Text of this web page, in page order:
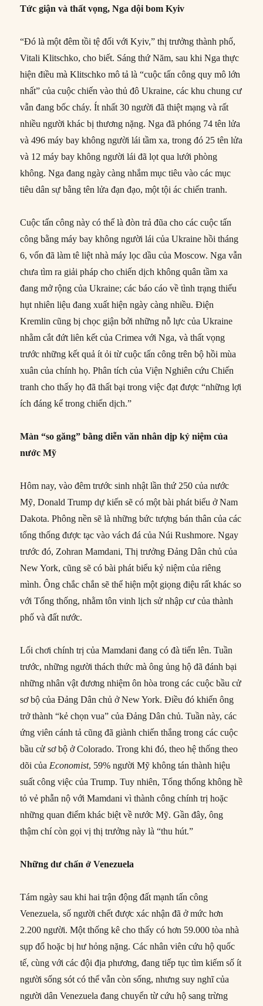
Tức giận và thất vọng, Nga dội bom Kyiv
“Đó là một đêm tồi tệ đối với Kyiv,” thị trưởng thành phố,
Vitali Klitschko, cho biết. Sáng thứ Năm, sau khi Nga thực
hiện điều mà Klitschko mô tả là “cuộc tấn công quy mô lớn
nhất” của cuộc chiến vào thủ đô Ukraine, các khu chung cư
vẫn đang bốc cháy. Ít nhất 30 người đã thiệt mạng và rất
nhiều người khác bị thương nặng. Nga đã phóng 74 tên lửa
và 496 máy bay không người lái tầm xa, trong đó 25 tên lửa
và 12 máy bay không người lái đã lọt qua lưới phòng
không. Nga đang ngày càng nhắm mục tiêu vào các mục
tiêu dân sự bằng tên lửa đạn đạo, một tội ác chiến tranh.
Cuộc tấn công này có thể là đòn trả đũa cho các cuộc tấn
công bằng máy bay không người lái của Ukraine hồi tháng
6, vốn đã làm tê liệt nhà máy lọc dầu của Moscow. Nga vẫn
chưa tìm ra giải pháp cho chiến dịch không quân tầm xa
đang mở rộng của Ukraine; các báo cáo về tình trạng thiếu
hụt nhiên liệu đang xuất hiện ngày càng nhiều. Điện
Kremlin cũng bị chọc giận bởi những nỗ lực của Ukraine
nhằm cắt đứt liên kết của Crimea với Nga, và thất vọng
trước những kết quả ít ỏi từ cuộc tấn công trên bộ hồi mùa
xuân của chính họ. Phân tích của Viện Nghiên cứu Chiến
tranh cho thấy họ đã thất bại trong việc đạt được “những lợi
ích đáng kể trong chiến dịch.”
Màn “so găng” bằng diễn văn nhân dịp kỷ niệm của
nước Mỹ
Hôm nay, vào đêm trước sinh nhật lần thứ 250 của nước
Mỹ, Donald Trump dự kiến sẽ có một bài phát biểu ở Nam
Dakota. Phông nền sẽ là những bức tượng bán thân của các
tổng thống được tạc vào vách đá của Núi Rushmore. Ngay
trước đó, Zohran Mamdani, Thị trưởng Đảng Dân chủ của
New York, cũng sẽ có bài phát biểu kỷ niệm của riêng
mình. Ông chắc chắn sẽ thể hiện một giọng điệu rất khác so
với Tổng thống, nhằm tôn vinh lịch sử nhập cư của thành
phố và đất nước.
Lối chơi chính trị của Mamdani đang có đà tiến lên. Tuần
trước, những người thách thức mà ông ủng hộ đã đánh bại
những nhân vật đương nhiệm ôn hòa trong các cuộc bầu cử
sơ bộ của Đảng Dân chủ ở New York. Điều đó khiến ông
trở thành “kẻ chọn vua” của Đảng Dân chủ. Tuần này, các
ứng viên cánh tả cũng đã giành chiến thắng trong các cuộc
bầu cử sơ bộ ở Colorado. Trong khi đó, theo hệ thống theo
dõi của Economist, 59% người Mỹ không tán thành hiệu
suất công việc của Trump. Tuy nhiên, Tổng thống không hề
tỏ vẻ phẫn nộ với Mamdani vì thành công chính trị hoặc
những quan điểm khác biệt về nước Mỹ. Gần đây, ông
thậm chí còn gọi vị thị trưởng này là “thu hút.”
Những dư chấn ở Venezuela
Tám ngày sau khi hai trận động đất mạnh tấn công
Venezuela, số người chết được xác nhận đã ở mức hơn
2.200 người. Một thống kê cho thấy có hơn 59.000 tòa nhà
sụp đổ hoặc bị hư hỏng nặng. Các nhân viên cứu hộ quốc
tế, cùng với các đội địa phương, đang tiếp tục tìm kiếm số ít
người sống sót có thể vẫn còn sống, nhưng suy nghĩ của
người dân Venezuela đang chuyển từ cứu hộ sang trừng